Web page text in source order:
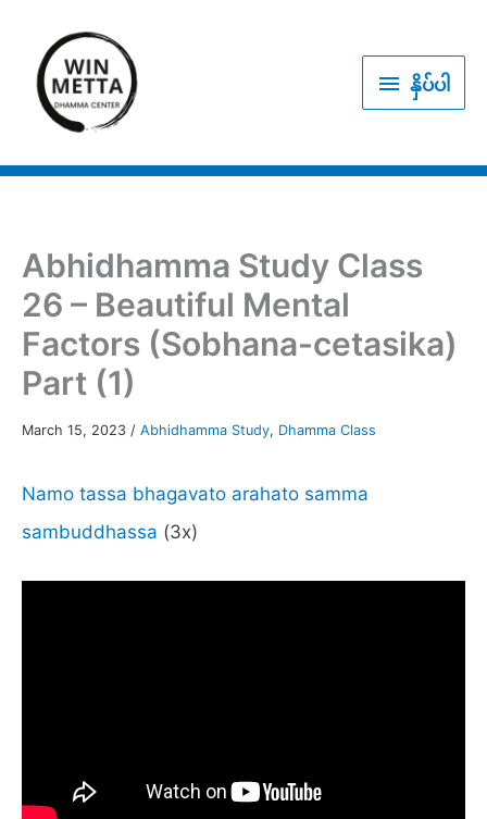
content
နှိပ် နှိပ်ပါ
Abhidhamma Study Class
26 – Beautiful Mental
Factors (Sobhana-cetasika)
Part (1)
March 15, 2023 / Abhidhamma Study, Dhamma Class
Namo tassa bhagavato arahato samma
sambuddhassa (3x)